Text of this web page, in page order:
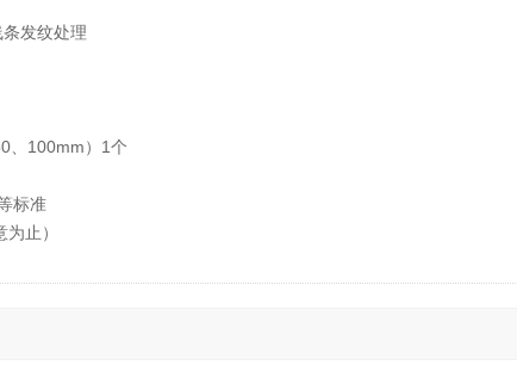
发纹处理
、100mm）1个
标准
止）